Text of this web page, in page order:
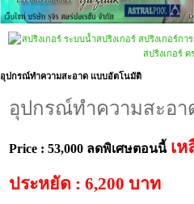
อุปกรณ์ทำความสะอาด แบบอัตโนมัติ
อุปกรณ์ทำความสะอ
Price : 53,000 ลดพิเศษตอนนี้เห
ประหยัด : 6,200 บาท